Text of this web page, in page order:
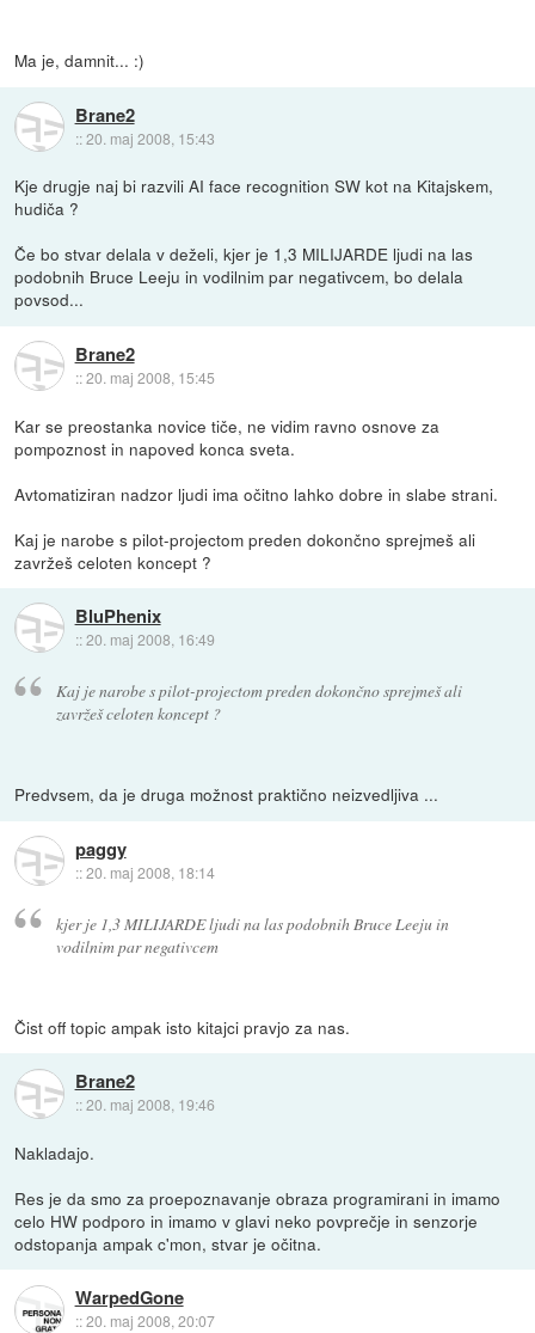
Ma je, damnit... :)
Brane2
::20. maj 2008, 15:43
Kje drugje naj bi razvili AI face recognition SW kot na Kitajskem,
hudiča ?
Če bo stvar delala v deželi, kjer je 1,3 MILIJARDE ljudi na las
podobnih Bruce Leeju in vodilnim par negativcem, bo delala
povsod...
Brane2
::20. maj 2008, 15:45
Kar se preostanka novice tiče, ne vidim ravno osnove za
pompoznost in napoved konca sveta.
Avtomatiziran nadzor ljudi ima očitno lahko dobre in slabe strani.
Kaj je narobe s pilot-projectom preden dokončno sprejmeš ali
zavržeš celoten koncept ?
BluPhenix
::20. maj 2008, 16:49
Kaj je narobe s pilot-projectom preden dokončno sprejmeš ali
zavržeš celoten koncept ?
Predvsem, da je druga možnost praktično neizvedljiva ...
paggy
::20. maj 2008, 18:14
kjer je 1,3 MILIJARDE ljudi na las podobnih Bruce Leeju in
vodilnim par negativcem
Čist off topic ampak isto kitajci pravjo za nas.
Brane2
::20. maj 2008, 19:46
Nakladajo.
Res je da smo za proepoznavanje obraza programirani in imamo
celo HW podporo in imamo v glavi neko povprečje in senzorje
odstopanja ampak c'mon, stvar je očitna.
WarpedGone
::20. maj 2008, 20:07